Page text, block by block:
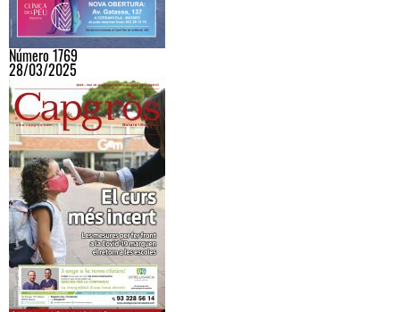
Número 1769
28/03/2025